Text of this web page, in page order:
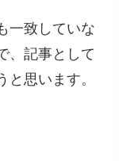
一致していな
、記事として
思います。